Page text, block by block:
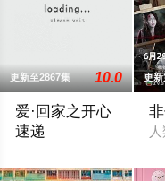
更新至2867集 10.0
爱·回家之开心
速递
更